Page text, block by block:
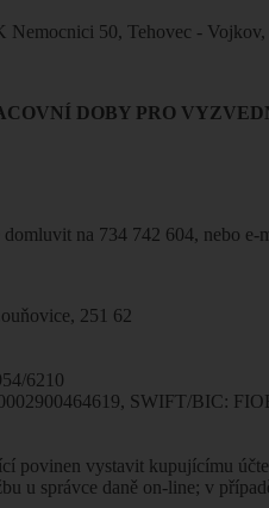
Nemocnici 50, Tehovec - Vojkov,
DOBY PRO
na 734 742 604, nebo
251 62
6210
SWIFT/BIC:
povinen vystavit kupujícímu
u správce daně on-line; v